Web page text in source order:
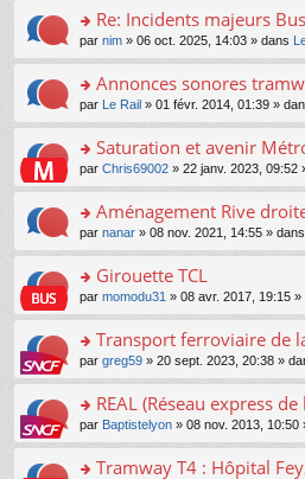
nt
s
ré
c
e
nt
le
pl
u
s
ré
c
e
nt
n
n
le
pl
u
s
ré
c
e
nt
a
g
e
n
n
le
pl
u
s
ré
c
e
nt
m
e
s
a
g
e
n
n
le
pl
u
s
ré
c
e
nt
s
ult
er
le
m
e
s
a
g
e
n
n
le
pl
u
s
ré
c
e
nt
o
n
s
ult
er
le
m
e
s
a
g
e
n
n
le
pl
u
s
ré
c
e
nt
Re: Incidents majeurs Bus
par nim » 06 oct. 2025, 14:03 » dans
o
n
s
ult
er
le
m
e
s
a
g
e
n
n
le
pl
u
s
Annonces sonores
par Le Rail » 01 févr. 2014, 01:39 »
o
n
s
ult
er
le
m
e
s
a
g
e
n
n
le
Saturation et avenir
par Chris69002 » 22 janv. 2023, 09:52
o
n
s
ult
er
le
m
e
s
a
g
e
n
Aménagement Rive
par nanar » 08 nov. 2021, 14:55 » dans
o
n
s
ult
er
le
m
e
s
a
Girouette TCL
par momodu31 » 08 avr. 2017, 19:15 »
o
n
s
ult
er
le
m
Transport ferroviaire de
par greg59 » 20 sept. 2023, 20:38 »
o
n
s
REAL (Réseau express
par Baptistelyon » 08 nov. 2013, 10:50
Tramway T4 : Hôpital